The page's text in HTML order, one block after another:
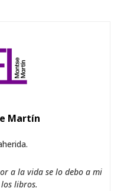
Martín
a la vida se lo debo a mi
libros.